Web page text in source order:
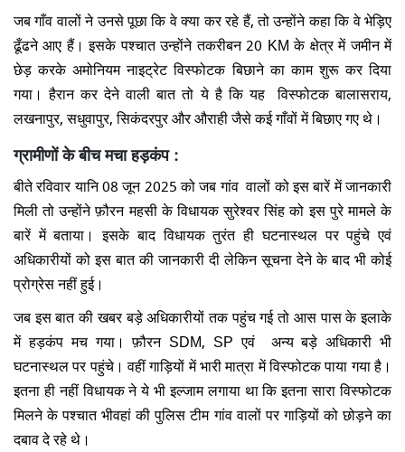
जब गाँव वालों ने उनसे पूछा कि वे क्या कर रहे हैं, तो उन्होंने कहा कि वे भेड़िए
ढूँढने आए हैं। इसके पश्चात उन्होंने तकरीबन 20 KM के क्षेत्र में जमीन में
छेड़ करके अमोनियम नाइट्रेट विस्फोटक बिछाने का काम शुरू कर दिया
गया। हैरान कर देने वाली बात तो ये है कि यह विस्फोटक बालासराय,
लखनापुर, सधुवापुर, सिकंदरपुर और औराही जैसे कई गाँवों में बिछाए गए थे।
ग्रामीणों के बीच मचा हड़कंप :
बीते रविवार यानि 08 जून 2025 को जब गांव वालों को इस बारें में जानकारी
मिली तो उन्होंने फ़ौरन महसी के विधायक सुरेश्वर सिंह को इस पुरे मामले के
बारें में बताया। इसके बाद विधायक तुरंत ही घटनास्थल पर पहुंचे एवं
अधिकारीयों को इस बात की जानकारी दी लेकिन सूचना देने के बाद भी कोई
प्रोग्रेस नहीं हुई।
जब इस बात की खबर बड़े अधिकारीयों तक पहुंच गई तो आस पास के इलाके
में हड़कंप मच गया। फ़ौरन SDM, SP एवं अन्य बड़े अधिकारी भी
घटनास्थल पर पहुंचे। वहीं गाड़ियों में भारी मात्रा में विस्फोटक पाया गया है।
इतना ही नहीं विधायक ने ये भी इल्जाम लगाया था कि इतना सारा विस्फोटक
मिलने के पश्चात भीवहां की पुलिस टीम गांव वालों पर गाड़ियों को छोड़ने का
दबाव दे रहे थे।